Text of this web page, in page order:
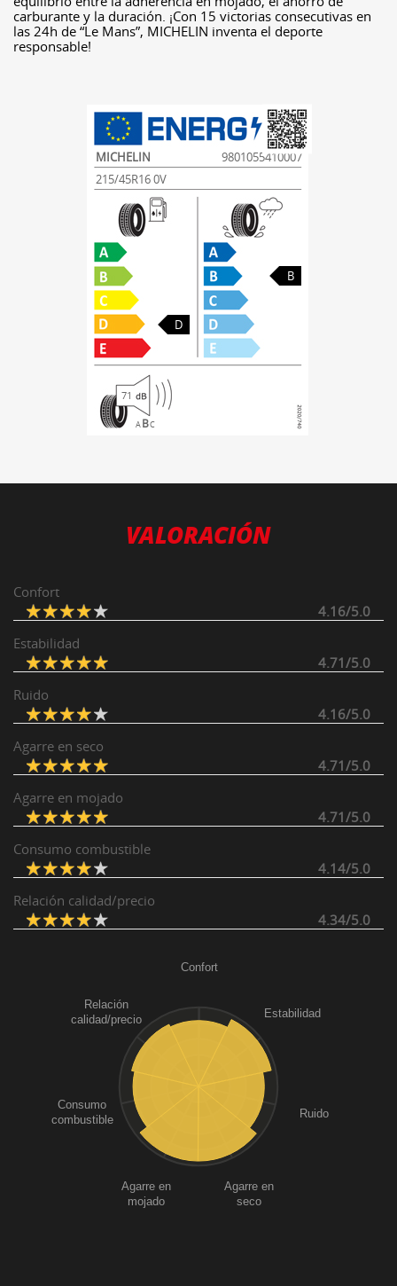
carburante y la duración. ¡Con 15 victorias consecutivas en
las 24h de “Le Mans”, MICHELIN inventa el deporte
responsable!
MICHELIN
9801055410007
215/45R16 0V
D
B
71
A BC
VALORACIÓN
Confort
4.16/5.0
Estabilidad
4.71/5.0
Ruido
4.16/5.0
Agarre en seco
4.71/5.0
Agarre en mojado
4.71/5.0
Consumo combustible
4.14/5.0
Relación calidad/precio
4.34/5.0
Confort
Estabilidad
Ruido
Agarre en
seco
Agarre en
mojado
Consumo
combustible
Relación
calidad/precio